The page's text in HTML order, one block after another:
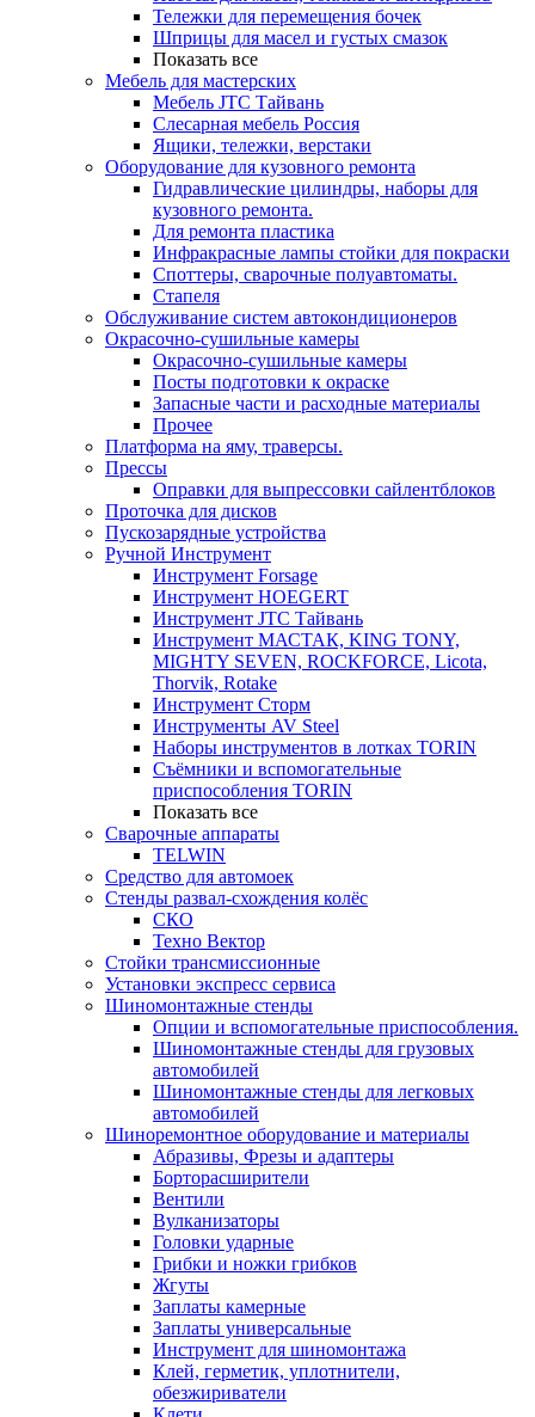
Тележки для перемещения бочек
Шприцы для масел и густых смазок
Показать все
Мебель для мастерских
Мебель JTC Тайвань
Слесарная мебель Россия
Ящики, тележки, верстаки
Оборудование для кузовного ремонта
Гидравлические цилиндры, наборы для
кузовного ремонта.
Для ремонта пластика
Инфракрасные лампы стойки для покраски
Споттеры, сварочные полуавтоматы.
Стапеля
Обслуживание систем автокондиционеров
Окрасочно-сушильные камеры
Окрасочно-сушильные камеры
Посты подготовки к окраске
Запасные части и расходные материалы
Прочее
Платформа на яму, траверсы.
Прессы
Оправки для выпрессовки сайлентблоков
Проточка для дисков
Пускозарядные устройства
Ручной Инструмент
Инструмент Forsage
Инструмент HOEGERT
Инструмент JTC Тайвань
Инструмент МАСТАК, KING TONY,
MIGHTY SEVEN, ROCKFORCE, Licota,
Thorvik, Rotake
Инструмент Сторм
Инструменты AV Steel
Наборы инструментов в лотках TORIN
Съёмники и вспомогательные
приспособления TORIN
Показать все
Сварочные аппараты
TELWIN
Средство для автомоек
Стенды развал-схождения колёс
СКО
Техно Вектор
Стойки трансмиссионные
Установки экспресс сервиса
Шиномонтажные стенды
Опции и вспомогательные приспособления.
Шиномонтажные стенды для грузовых
автомобилей
Шиномонтажные стенды для легковых
автомобилей
Шиноремонтное оборудование и материалы
Абразивы, Фрезы и адаптеры
Борторасширители
Вентили
Вулканизаторы
Головки ударные
Грибки и ножки грибков
Жгуты
Заплаты камерные
Заплаты универсальные
Инструмент для шиномонтажа
Клей, герметик, уплотнители,
обезжириватели